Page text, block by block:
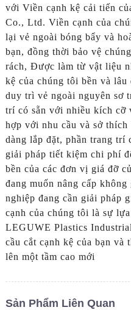
với Viền cạnh kệ cải tiến
Co., Ltd. Viền cạnh của
lại vẻ ngoài bóng bẩy và
bạn, đồng thời bảo vệ
rách, Được làm từ vật liệu
kệ của chúng tôi bền và lâu
duy trì vẻ ngoài nguyên sơ
trí có sẵn với nhiều kích cỡ
hợp với nhu cầu và sở
dàng lắp đặt, phần trang trí
giải pháp tiết kiệm chi phí
bền của các đơn vị giá đỡ
đang muốn nâng cấp
nghiệp đang cần giải pháp
cạnh của chúng tôi là sự
LEGUWE Plastics
cầu cắt cạnh kệ của bạn và
lên một tầm cao mới
Sản Phẩm Liên Quan